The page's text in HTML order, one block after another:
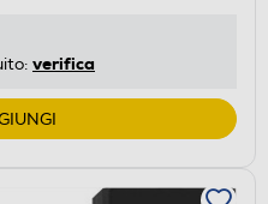
verifica